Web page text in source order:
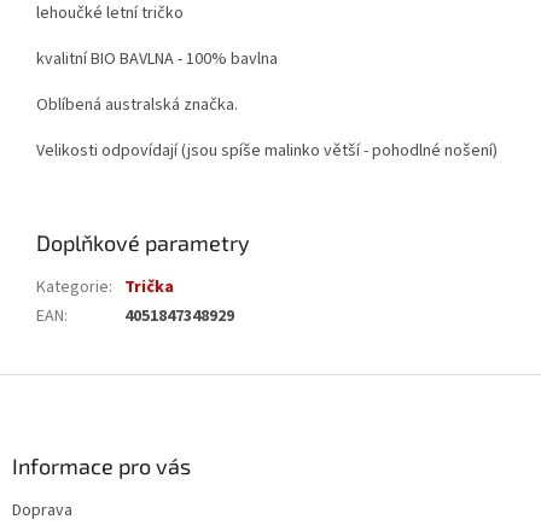
lehoučké letní tričko
kvalitní BIO BAVLNA - 100% bavlna
Oblíbená australská značka.
Velikosti odpovídají (jsou spíše malinko větší - pohodlné nošení)
Doplňkové parametry
Kategorie: Trička
EAN: 4051847348929
Informace pro vás
Doprava